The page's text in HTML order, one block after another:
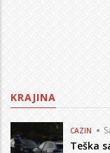
KRAJINA
CAZIN
Teška